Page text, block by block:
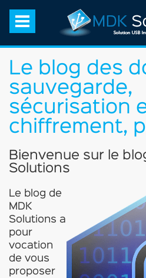
Le blog des
sauvegarde,
sécurisation
chiffrement,
Bienvenue sur le
Solutions
Le blog de
MDK
Solutions a
pour
vocation
de vous
proposer